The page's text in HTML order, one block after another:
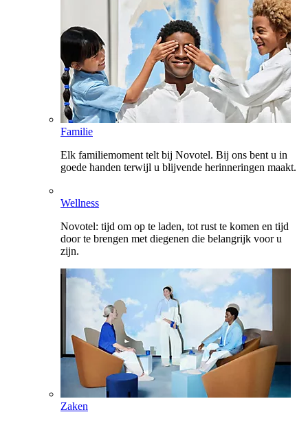
Familie
Elk familiemoment telt bij Novotel. Bij ons bent u in
goede handen terwijl u blijvende herinneringen maakt.
Wellness
Novotel: tijd om op te laden, tot rust te komen en tijd
door te brengen met diegenen die belangrijk voor u
zijn.
Zaken